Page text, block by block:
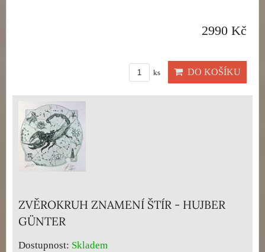
2990 Kč
ks DO KOŠÍKU
ZVĚROKRUH ZNAMENÍ ŠTÍR - HUJBER
GÜNTER
Dostupnost: Skladem